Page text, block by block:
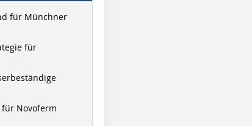
für Münchner
für
für Novoferm